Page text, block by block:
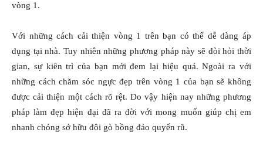
vòng 1.
Với những cách cải thiện vòng 1 trên bạn có thể dễ dàng áp
dụng tại nhà. Tuy nhiên những phương pháp này sẽ đòi hỏi thời
gian, sự kiên trì của bạn mới đem lại hiệu quả. Ngoài ra với
những cách chăm sóc ngực đẹp trên vòng 1 của bạn sẽ không
được cải thiện một cách rõ rệt. Do vậy hiện nay những phương
pháp làm đẹp hiện đại đã ra đời với mong muốn giúp chị em
nhanh chóng sở hữu đôi gò bồng đảo quyến rũ.